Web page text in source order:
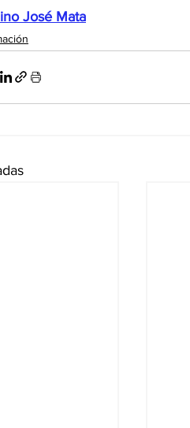
José Mata